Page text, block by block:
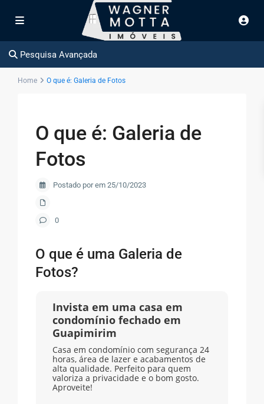
Pesquisa Avançada
Home O que é: Galeria de Fotos
O que é: Galeria de
Fotos
Postado por em 25/10/2023
0
O que é uma Galeria de
Fotos?
Invista em uma casa em
condomínio fechado em
Guapimirim
Casa em condomínio com segurança 24
horas, área de lazer e acabamentos de
alta qualidade. Perfeito para quem
valoriza a privacidade e o bom gosto.
Aproveite!